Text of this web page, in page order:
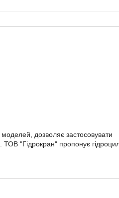
моделей, дозволяє застосовувати
ТОВ "Гідрокран" пропонує